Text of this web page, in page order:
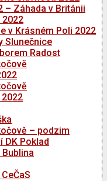
– Záhada v Británii
2022
v Krásném Poli 2022
Slunečnice
Radost
– podzim
DK Poklad